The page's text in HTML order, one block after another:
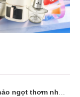
như ngoài hàng